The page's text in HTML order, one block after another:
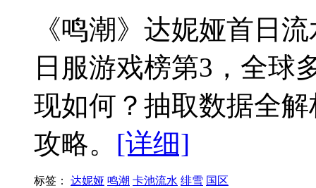
《鸣潮》达妮娅首日
日服游戏榜第3，全球
现如何？抽取数据全
攻略。 [详细]
标签： 达妮娅 鸣潮 卡池流水 绯雪 国区